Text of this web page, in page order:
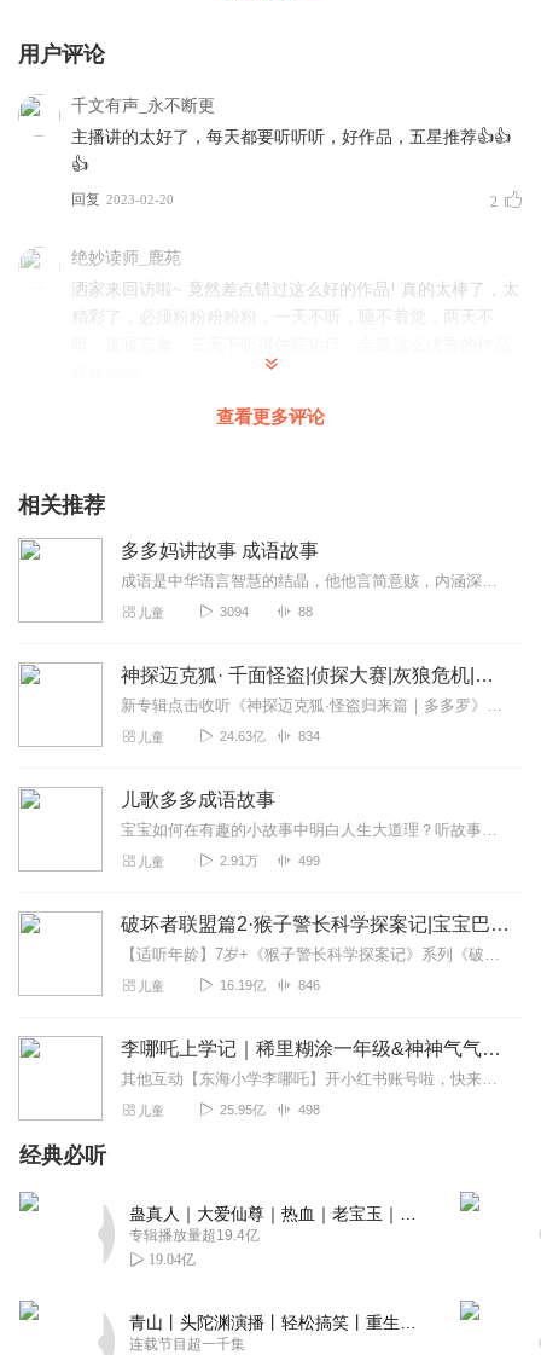
用户评论
千文有声_永不断更
主播讲的太好了，每天都要听听听，好作品，五星推荐👍👍
👍
回复 2023-02-20 2
绝妙读师_鹿苑
洒家来回访啦~ 竟然差点错过这么好的作品! 真的太棒了，太
精彩了，必须粉粉粉粉粉，一天不听，睡不着觉，两天不
适合跟着孩子一起听，我自己说的没有主播说的好听，声音
评论学习共同进步！💕💕💕💕
2022-06-01 1
很适合放跟孩子听，也可以雪来自己说给孩子听，可是自己
说的没有主播说的好听，声音好温柔，给你点赞。
2022-05-28
朱雀姐姐
主播声音好甜美，孩子很喜欢！
2022-05-19
馒头爱上油条
哄睡神器，一会儿就睡着了。
2022-05-22
剧戏迷疑_永不断更
温柔的声音讲的哄睡故事真的好棒啊！
2022-05-21
查看更多评论
相关推荐
多多妈讲故事 成语故事
成语是中华语言智慧的结晶，他他言简意赅，内涵深远，有言有尽而意无穷之奇趣，每一个成语背后都有一个精彩生动的故事，体现了古代人民的生活精神和智慧，通过这些故事我们...
儿童 3094 88
神探迈克狐· 千面怪盗|侦探大赛|灰狼危机|多多罗
新专辑点击收听《神探迈克狐·怪盗归来篇｜多多罗》！！！>>>点击进入主播橱窗购买《神探迈克狐》系列图书吧!<<<多多罗故事【点击前往】收听多多罗其他好玩有趣的故...
儿童 24.63亿 834
儿歌多多成语故事
宝宝如何在有趣的小故事中明白人生大道理？听故事还能增长知识？一起来听儿歌多多成语故事，做一个懂道理的书香宝宝。
儿童 2.91万 499
破坏者联盟篇2·猴子警长科学探案记|宝宝巴士故事
【适听年龄】7岁+《猴子警长科学探案记》系列《破坏者联盟篇1·猴子警长科学探案记》>>>《破坏者联盟篇2·猴子警长科学探案记》>>>《破坏者联盟篇3·猴子警长科...
儿童 16.19亿 846
李哪吒上学记｜稀里糊涂一年级&神神气气二年级
其他互动【东海小学李哪吒】开小红书账号啦，快来关注和李哪吒成为好朋友！有机会免费领儿童会员、官方周边！【点击加入】东海小学广播站圈子，更多互动！李哪吒全新冒险番...
儿童 25.95亿 498
经典必听
专辑播放量超19.4亿
19.04亿
连载节目超一千集